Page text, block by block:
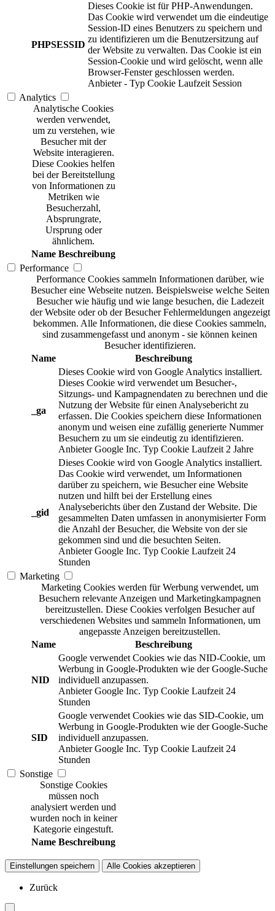
PHPSESSID
Dieses Cookie ist für PHP-Anwendungen.
Das Cookie wird verwendet um die eindeutige
Session-ID eines Benutzers zu speichern und
zu identifizieren um die Benutzersitzung auf
der Website zu verwalten. Das Cookie ist ein
Session-Cookie und wird gelöscht, wenn alle
Browser-Fenster geschlossen werden.
Anbieter - Typ Cookie Laufzeit Session
Analytics
Analytische Cookies
werden verwendet,
um zu verstehen, wie
Besucher mit der
Website interagieren.
Diese Cookies helfen
bei der Bereitstellung
von Informationen zu
Metriken wie
Besucherzahl,
Absprungrate,
Ursprung oder
ähnlichem.
Name Beschreibung
Performance
Performance Cookies sammeln Informationen darüber, wie
Besucher eine Webseite nutzen. Beispielsweise welche Seiten
Besucher wie häufig und wie lange besuchen, die Ladezeit
der Website oder ob der Besucher Fehlermeldungen angezeigt
bekommen. Alle Informationen, die diese Cookies sammeln,
sind zusammengefasst und anonym - sie können keinen
Besucher identifizieren.
Name
Beschreibung
_ga
Dieses Cookie wird von Google Analytics installiert.
Dieses Cookie wird verwendet um Besucher-,
Sitzungs- und Kampagnendaten zu berechnen und die
Nutzung der Website für einen Analysebericht zu
erfassen. Die Cookies speichern diese Informationen
anonym und weisen eine zufällig generierte Nummer
Besuchern zu um sie eindeutig zu identifizieren.
Anbieter Google Inc. Typ Cookie Laufzeit 2 Jahre
_gid
Dieses Cookie wird von Google Analytics installiert.
Das Cookie wird verwendet, um Informationen
darüber zu speichern, wie Besucher eine Website
nutzen und hilft bei der Erstellung eines
Analyseberichts über den Zustand der Website. Die
gesammelten Daten umfassen in anonymisierter Form
die Anzahl der Besucher, die Website von der sie
gekommen sind und die besuchten Seiten.
Anbieter Google Inc. Typ Cookie Laufzeit 24
Stunden
Marketing
Marketing Cookies werden für Werbung verwendet, um
Besuchern relevante Anzeigen und Marketingkampagnen
bereitzustellen. Diese Cookies verfolgen Besucher auf
verschiedenen Websites und sammeln Informationen, um
angepasste Anzeigen bereitzustellen.
Name
Beschreibung
NID
Google verwendet Cookies wie das NID-Cookie, um
Werbung in Google-Produkten wie der Google-Suche
individuell anzupassen.
Anbieter Google Inc. Typ Cookie Laufzeit 24
Stunden
SID
Google verwendet Cookies wie das SID-Cookie, um
Werbung in Google-Produkten wie der Google-Suche
individuell anzupassen.
Anbieter Google Inc. Typ Cookie Laufzeit 24
Stunden
Sonstige
Sonstige Cookies
müssen noch
analysiert werden und
wurden noch in keiner
Kategorie eingestuft.
Name Beschreibung
Einstellungen speichern Alle Cookies akzeptieren
Zurück